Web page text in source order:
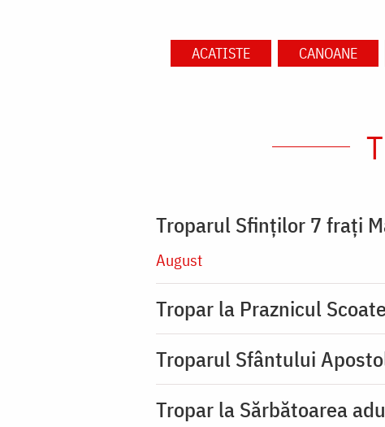
ACATISTE CANOANE
Troparul Sfinţilor 7 fraţi
August
Tropar la Praznicul
Troparul Sfântului
Tropar la Sărbătoarea